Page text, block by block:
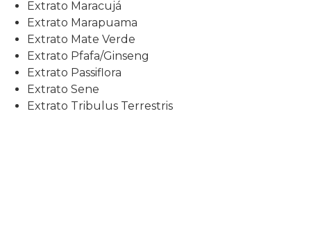
Extrato Maracujá
Extrato Marapuama
Extrato Mate Verde
Extrato Pfafa/Ginseng
Extrato Passiflora
Extrato Sene
Extrato Tribulus Terrestris